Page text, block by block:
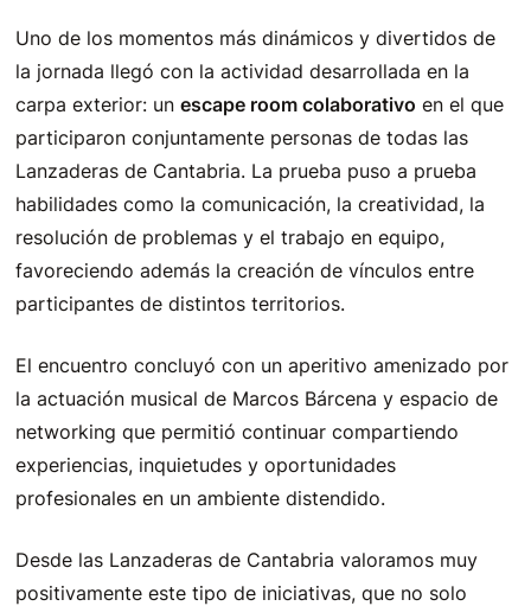
Uno de los momentos más dinámicos y divertidos de
la jornada llegó con la actividad desarrollada en la
carpa exterior: unescape room colaborativo en el que
participaron conjuntamente personas de todas las
Lanzaderas de Cantabria. La prueba puso a prueba
habilidades como la comunicación, la creatividad, la
resolución de problemas y el trabajo en equipo,
favoreciendo además la creación de vínculos entre
participantes de distintos territorios.
El encuentro concluyó con un aperitivo amenizado por
la actuación musical de Marcos Bárcena y espacio de
networking que permitió continuar compartiendo
experiencias, inquietudes y oportunidades
profesionales en un ambiente distendido.
Desde las Lanzaderas de Cantabria valoramos muy
positivamente este tipo de iniciativas, que no solo